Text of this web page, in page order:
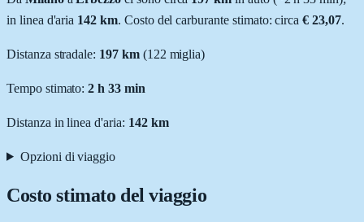
in linea d'aria 142 km. Costo del carburante stimato: circa € 23,07.
Distanza stradale: 197km (122 miglia)
Tempo stimato:2 h 33 min
Distanza in linea d'aria: 142km
Opzioni di viaggio
Costo stimato del viaggio